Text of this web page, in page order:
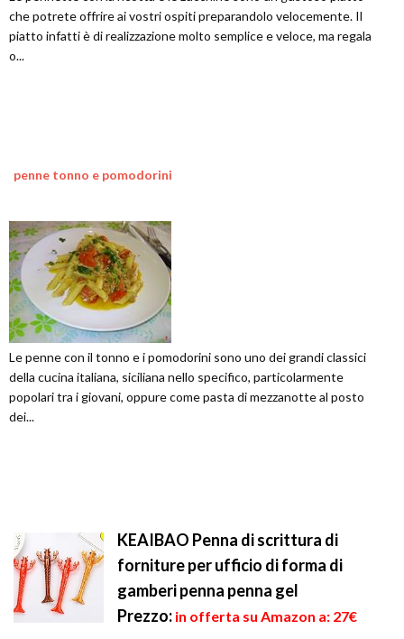
che potrete offrire ai vostri ospiti preparandolo velocemente. Il
piatto infatti è di realizzazione molto semplice e veloce, ma regala
o...
penne tonno e pomodorini
Le penne con il tonno e i pomodorini sono uno dei grandi classici
della cucina italiana, siciliana nello specifico, particolarmente
popolari tra i giovani, oppure come pasta di mezzanotte al posto
dei...
KEAIBAO Penna di scrittura di
forniture per ufficio di forma di
gamberi penna penna gel
Prezzo: in offerta su Amazon a: 27€